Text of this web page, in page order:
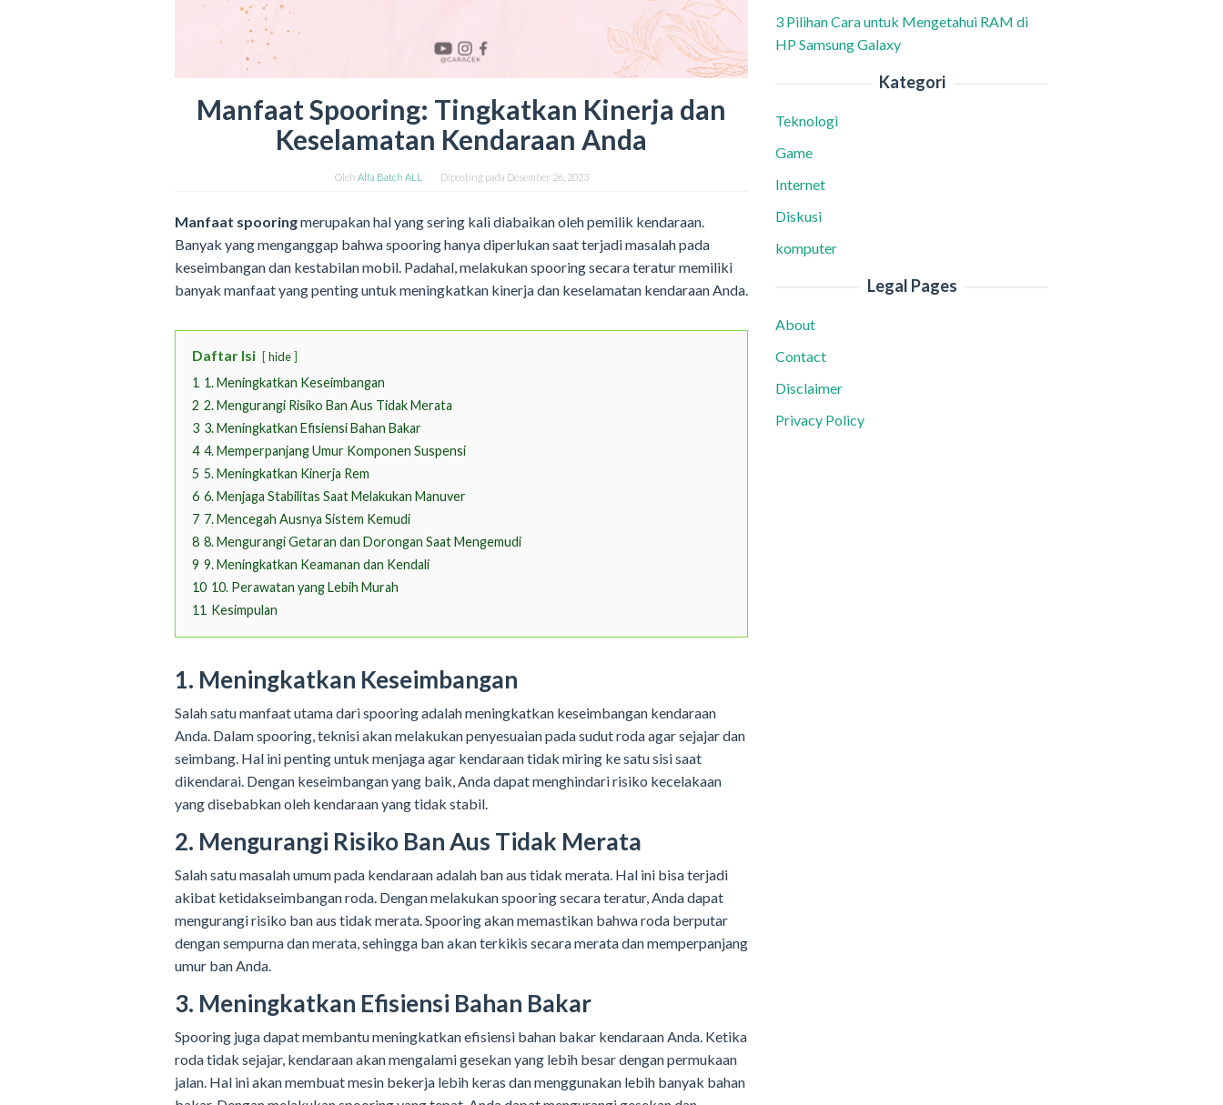
Manfaat Spooring: Tingkatkan Kinerja dan
Keselamatan Kendaraan Anda
Oleh Alfa Batch ALL Diposting pada Desember 26, 2023
Manfaat spooringmerupakan hal yang sering kali diabaikan oleh pemilik kendaraan.
Banyak yang menganggap bahwa spooring hanya diperlukan saat terjadi masalah pada
keseimbangan dan kestabilan mobil. Padahal, melakukan spooring secara teratur memiliki
banyak manfaat yang penting untuk meningkatkan kinerja dan keselamatan kendaraan Anda.
Daftar Isi hide
1 1. Meningkatkan Keseimbangan
2 2. Mengurangi Risiko Ban Aus Tidak Merata
3 3. Meningkatkan Efisiensi Bahan Bakar
4 4. Memperpanjang Umur Komponen Suspensi
5 5. Meningkatkan Kinerja Rem
6 6. Menjaga Stabilitas Saat Melakukan Manuver
7 7. Mencegah Ausnya Sistem Kemudi
8 8. Mengurangi Getaran dan Dorongan Saat Mengemudi
9 9. Meningkatkan Keamanan dan Kendali
10 10. Perawatan yang Lebih Murah
11 Kesimpulan
1. Meningkatkan Keseimbangan
Salah satu manfaat utama dari spooring adalah meningkatkan keseimbangan kendaraan
Anda. Dalam spooring, teknisi akan melakukan penyesuaian pada sudut roda agar sejajar dan
seimbang. Hal ini penting untuk menjaga agar kendaraan tidak miring ke satu sisi saat
dikendarai. Dengan keseimbangan yang baik, Anda dapat menghindari risiko kecelakaan
yang disebabkan oleh kendaraan yang tidak stabil.
2. Mengurangi Risiko Ban Aus Tidak Merata
Salah satu masalah umum pada kendaraan adalah ban aus tidak merata. Hal ini bisa terjadi
akibat ketidakseimbangan roda. Dengan melakukan spooring secara teratur, Anda dapat
mengurangi risiko ban aus tidak merata. Spooring akan memastikan bahwa roda berputar
dengan sempurna dan merata, sehingga ban akan terkikis secara merata dan memperpanjang
umur ban Anda.
3. Meningkatkan Efisiensi Bahan Bakar
Spooring juga dapat membantu meningkatkan efisiensi bahan bakar kendaraan Anda. Ketika
roda tidak sejajar, kendaraan akan mengalami gesekan yang lebih besar dengan permukaan
jalan. Hal ini akan membuat mesin bekerja lebih keras dan menggunakan lebih banyak bahan
3 Pilihan Cara untuk Mengetahui RAM di
HP Samsung Galaxy
Kategori
Teknologi
Game
Internet
Diskusi
komputer
Legal Pages
About
Contact
Disclaimer
Privacy Policy